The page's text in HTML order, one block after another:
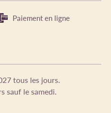
Paiement en ligne
tous les jours.
sauf le samedi.